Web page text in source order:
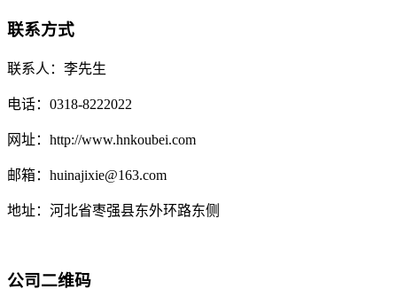
联系方式
联系人：李先生
电话：0318-8222022
网址：http://www.hnkoubei.com
邮箱：huinajixie@163.com
地址：河北省枣强县东外环路东侧
公司二维码